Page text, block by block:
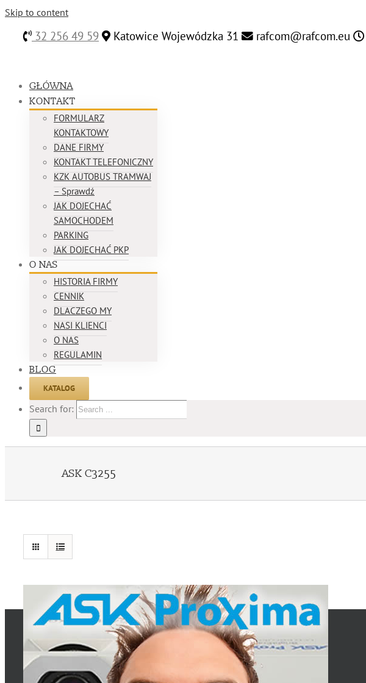
Skip to content
32 256 49 59 Katowice Wojewódzka 31 rafcom@rafcom.eu
GŁÓWNA
KONTAKT
FORMULARZ
KONTAKTOWY
DANE FIRMY
KONTAKT TELEFONICZNY
KZK AUTOBUS TRAMWAJ
– Sprawdź
JAK DOJECHAĆ
SAMOCHODEM
PARKING
JAK DOJECHAĆ PKP
O NAS
HISTORIA FIRMY
CENNIK
DLACZEGO MY
NASI KLIENCI
O NAS
REGULAMIN
BLOG
KATALOG
Search for:
ASK C3255